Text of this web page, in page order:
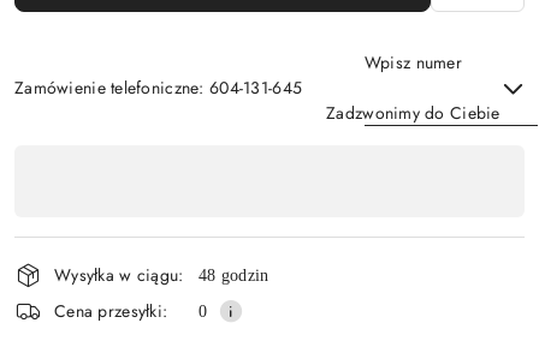
Zamówienie telefoniczne: 604-131-645
Wpisz numer
Zadzwonimy do Ciebie
i
dostawa
Wysyłka w ciągu: 48 godzin
Cena przesyłki: 0